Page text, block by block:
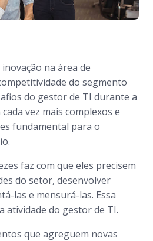
na área de
do segmento
do gestor de TI durante a
vez mais complexos e
fundamental para o
faz com que eles precisem
do setor, desenvolver
las e mensurá-las. Essa
atividade do gestor de TI.
que agreguem novas